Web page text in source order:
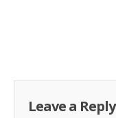
Leave a Reply